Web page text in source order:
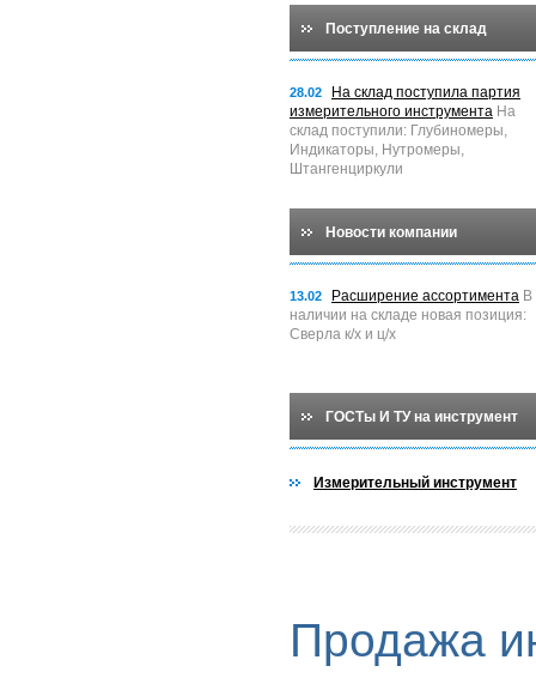
Поступление на склад
28.02
На склад поступила партия
измерительного инструмента На
склад поступили: Глубиномеры,
Индикаторы, Нутромеры,
Штангенциркули
Новости компании
13.02 Расширение ассортимента В
наличии на складе новая позиция:
Сверла к/х и ц/х
ГОСТы И ТУ на инструмент
Измерительный инструмент
Продажа